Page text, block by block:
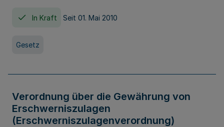
In Kraft Seit 01. Mai 2010
Gesetz
Verordnung über die Gewährung von
Erschwerniszulagen
(Erschwerniszulagenverordnung)